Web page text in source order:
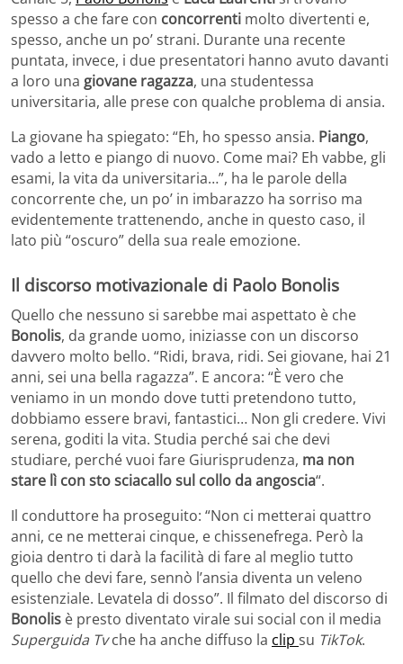
spesso a che fare con concorrenti molto divertenti e,
spesso, anche un po’ strani. Durante una recente
puntata, invece, i due presentatori hanno avuto davanti
a loro una giovane ragazza, una studentessa
universitaria, alle prese con qualche problema di ansia.
La giovane ha spiegato: “Eh, ho spesso ansia. Piango,
vado a letto e piango di nuovo. Come mai? Eh vabbe, gli
esami, la vita da universitaria…”, ha le parole della
concorrente che, un po’ in imbarazzo ha sorriso ma
evidentemente trattenendo, anche in questo caso, il
lato più “oscuro” della sua reale emozione.
Il discorso motivazionale di Paolo Bonolis
Quello che nessuno si sarebbe mai aspettato è che
Bonolis, da grande uomo, iniziasse con un discorso
davvero molto bello. “Ridi, brava, ridi. Sei giovane, hai 21
anni, sei una bella ragazza”. E ancora: “È vero che
veniamo in un mondo dove tutti pretendono tutto,
dobbiamo essere bravi, fantastici… Non gli credere. Vivi
serena, goditi la vita. Studia perché sai che devi
studiare, perché vuoi fare Giurisprudenza, ma non
stare lì con sto sciacallo sul collo da angoscia“.
Il conduttore ha proseguito: “Non ci metterai quattro
anni, ce ne metterai cinque, e chissenefrega. Però la
gioia dentro ti darà la facilità di fare al meglio tutto
quello che devi fare, sennò l’ansia diventa un veleno
esistenziale. Levatela di dosso”. Il filmato del discorso di
Bonolis è presto diventato virale sui social con il media
Superguida Tvche ha anche diffuso la clip su TikTok.